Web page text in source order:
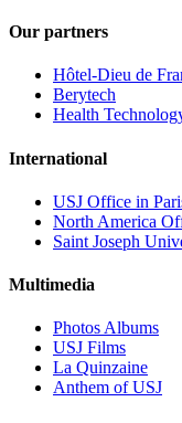
Our partners
Hôtel-Dieu de
Berytech
Health
International
USJ Office in
North America
Saint Joseph
Multimedia
Photos Albums
USJ Films
La Quinzaine
Anthem of USJ